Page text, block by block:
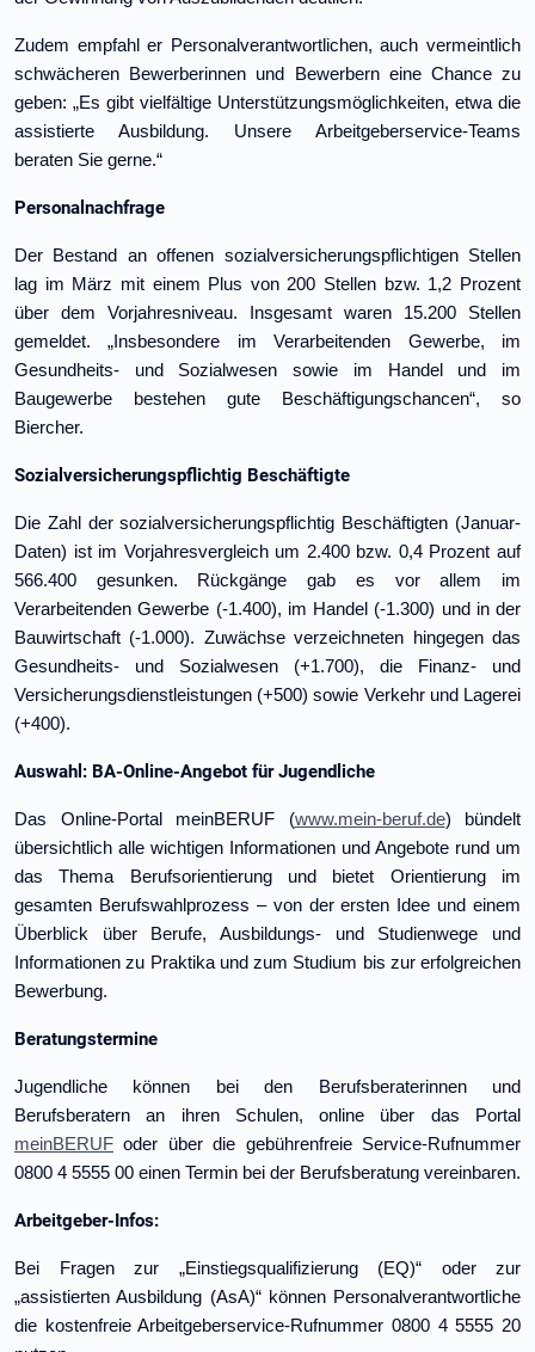
Zudem empfahl er Personalverantwortlichen, auch vermeintlich
schwächeren Bewerberinnen und Bewerbern eine Chance zu
geben: „Es gibt vielfältige Unterstützungsmöglichkeiten, etwa die
assistierte Ausbildung. Unsere Arbeitgeberservice-Teams
beraten Sie gerne.“
Personalnachfrage
Der Bestand an offenen sozialversicherungspflichtigen Stellen
lag im März mit einem Plus von 200 Stellen bzw. 1,2 Prozent
über dem Vorjahresniveau. Insgesamt waren 15.200 Stellen
gemeldet. „Insbesondere im Verarbeitenden Gewerbe, im
Gesundheits- und Sozialwesen sowie im Handel und im
Baugewerbe bestehen gute Beschäftigungschancen“, so
Biercher.
Sozialversicherungspflichtig Beschäftigte
Die Zahl der sozialversicherungspflichtig Beschäftigten (Januar-
Daten) ist im Vorjahresvergleich um 2.400 bzw. 0,4 Prozent auf
566.400 gesunken. Rückgänge gab es vor allem im
Verarbeitenden Gewerbe (-1.400), im Handel (-1.300) und in der
Bauwirtschaft (-1.000). Zuwächse verzeichneten hingegen das
Gesundheits- und Sozialwesen (+1.700), die Finanz- und
Versicherungsdienstleistungen (+500) sowie Verkehr und Lagerei
(+400).
Auswahl: BA-Online-Angebot für Jugendliche
Das Online-Portal meinBERUF (www.mein-beruf.de) bündelt
übersichtlich alle wichtigen Informationen und Angebote rund um
das Thema Berufsorientierung und bietet Orientierung im
gesamten Berufswahlprozess – von der ersten Idee und einem
Überblick über Berufe, Ausbildungs- und Studienwege und
Informationen zu Praktika und zum Studium bis zur erfolgreichen
Bewerbung.
Beratungstermine
Jugendliche können bei den Berufsberaterinnen und
Berufsberatern an ihren Schulen, online über das Portal
meinBERUF oder über die gebührenfreie Service-Rufnummer
0800 4 5555 00 einen Termin bei der Berufsberatung vereinbaren.
Arbeitgeber-Infos:
Bei Fragen zur „Einstiegsqualifizierung (EQ)“ oder zur
„assistierten Ausbildung (AsA)“ können Personalverantwortliche
die kostenfreie Arbeitgeberservice-Rufnummer 0800 4 5555 20